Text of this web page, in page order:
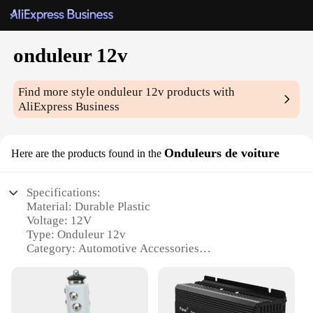
onduleur 12v
Find more styleonduleur 12v products with
AliExpress Business
Here are the products found in the Onduleurs de voiture
Specifications:
Material: Durable Plastic
Voltage: 12V
Type: Onduleur 12v
Category: Automotive Accessories
Usage and Purpose: Enhances Vehicle Comfort
Performance and Property: High-Frequency
Vibration